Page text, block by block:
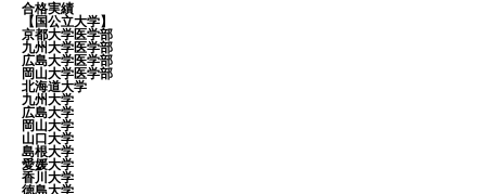
合格実績
【国公立大学】
京都大学医学部
九州大学医学部
広島大学医学部
岡山大学医学部
北海道大学
九州大学
広島大学
岡山大学
山口大学
島根大学
愛媛大学
香川大学
徳島大学